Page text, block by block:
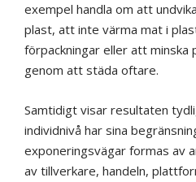
exempel handla om att
plast, att inte värma mat i
förpackningar eller att minska
genom att städa oftare.
Samtidigt visar resultaten
individnivå har sina
exponeringsvägar formas av
av tillverkare, handeln,